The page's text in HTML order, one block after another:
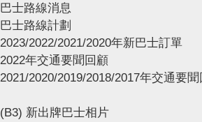
巴士路線消息
巴士路線計劃
2023/2022/2021/2020年新巴士訂單
2022年交通要聞回顧
2021/2020/2019/2018/2017年交通要
(B3) 新出牌巴士相片